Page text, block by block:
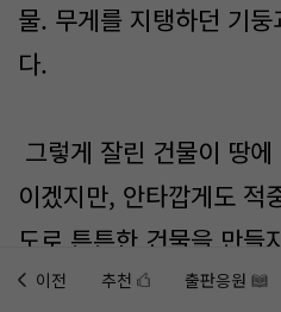
물. 무게를 지탱하던 기
다.
그렇게 잘린 건물이 땅
이겠지만, 안타깝게도 적
도로 튼튼한 건물을 만들
일부분이 땅에 닿자 중심
이전 추천 출판응원
홈에미노벨 웹추가하기